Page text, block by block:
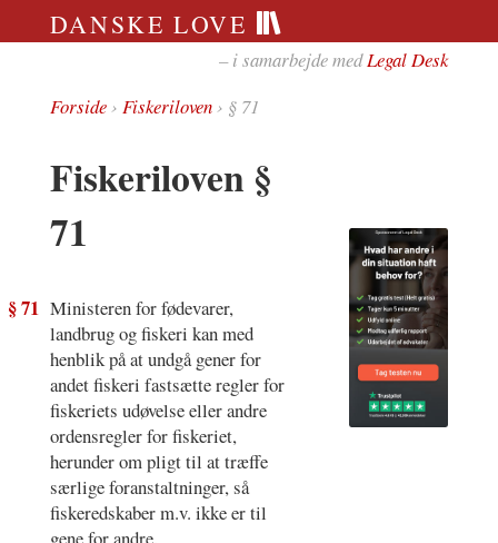
DANSKE LOVE
– i samarbejde medLegal Desk
Forside› Fiskeriloven› § 71
Fiskeriloven §
71
§ 71 Ministeren for fødevarer,
landbrug og fiskeri kan med
henblik på at undgå gener for
andet fiskeri fastsætte regler for
fiskeriets udøvelse eller andre
ordensregler for fiskeriet,
herunder om pligt til at træffe
særlige foranstaltninger, så
fiskeredskaber m.v. ikke er til